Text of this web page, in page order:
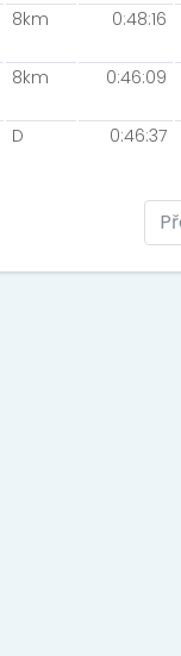
8km 0:48:16
8km 0:46:09
D 0:46:37